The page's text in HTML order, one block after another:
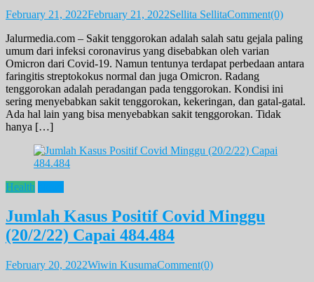
February 21, 2022February 21, 2022Sellita SellitaComment(0)
Jalurmedia.com – Sakit tenggorokan adalah salah satu gejala paling
umum dari infeksi coronavirus yang disebabkan oleh varian
Omicron dari Covid-19. Namun tentunya terdapat perbedaan antara
faringitis streptokokus normal dan juga Omicron. Radang
tenggorokan adalah peradangan pada tenggorokan. Kondisi ini
sering menyebabkan sakit tenggorokan, kekeringan, dan gatal-gatal.
Ada hal lain yang bisa menyebabkan sakit tenggorokan. Tidak
hanya […]
Health
Jumlah Kasus Positif Covid Minggu
(20/2/22) Capai 484.484
February 20, 2022Wiwin KusumaComment(0)